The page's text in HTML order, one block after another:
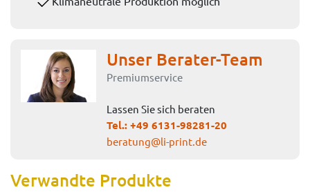
Unser Berater-Team
Premiumservice
Lassen Sie sich beraten
Tel.:+49 6131-98281-20
beratung@li-print.de
Verwandte Produkte